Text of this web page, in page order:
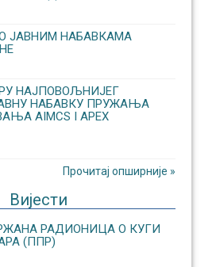
ЈАВНИМ НАБАВКАМА
НАЈПОВОЉНИЈЕГ
НАБАВКУ ПРУЖАЊА
AIMCS I APEX
Прочитај опширније »
Вијести
РАДИОНИЦА О КУГИ
(ППР)